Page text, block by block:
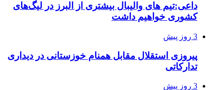
داعی:تیم های والیبال بیشتری از البرز در لیگ‌های
کشوری خواهیم داشت
3 روز پیش
پیروزی استقلال مقابل همنام خوزستانی در دیداری
تدارکاتی
3 روز پیش